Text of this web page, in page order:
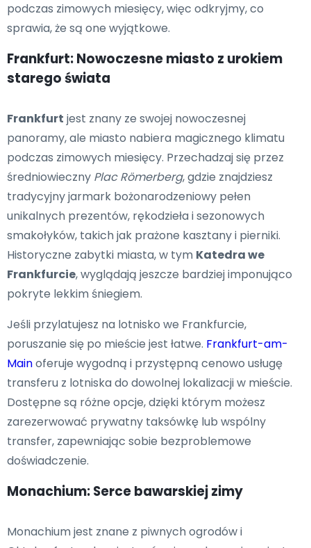
podczas zimowych miesięcy, więc odkryjmy, co
sprawia, że są one wyjątkowe.
Frankfurt: Nowoczesne miasto z urokiem
starego świata
Frankfurt jest znany ze swojej nowoczesnej
panoramy, ale miasto nabiera magicznego klimatu
podczas zimowych miesięcy. Przechadzaj się przez
średniowieczny Plac Römerberg, gdzie znajdziesz
tradycyjny jarmark bożonarodzeniowy pełen
unikalnych prezentów, rękodzieła i sezonowych
smakołyków, takich jak prażone kasztany i pierniki.
Historyczne zabytki miasta, w tym Katedra we
Frankfurcie, wyglądają jeszcze bardziej imponująco
pokryte lekkim śniegiem.
Jeśli przylatujesz na lotnisko we Frankfurcie,
poruszanie się po mieście jest łatwe. Frankfurt-am-
Mainoferuje wygodną i przystępną cenowo usługę
transferu z lotniska do dowolnej lokalizacji w mieście.
Dostępne są różne opcje, dzięki którym możesz
zarezerwować prywatny taksówkę lub wspólny
transfer, zapewniając sobie bezproblemowe
doświadczenie.
Monachium: Serce bawarskiej zimy
Monachium jest znane z piwnych ogrodów i